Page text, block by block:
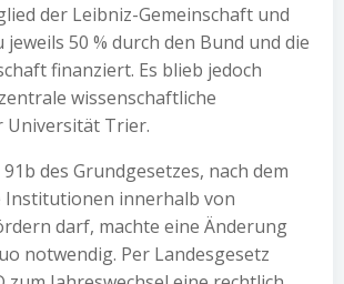
der Leibniz-Gemeinschaft und
50 % durch den Bund und die
finanziert. Es blieb jedoch
wissenschaftliche
Universität Trier.
des Grundgesetzes, nach dem
Institutionen innerhalb von
darf, machte eine Änderung
notwendig. Per Landesgesetz